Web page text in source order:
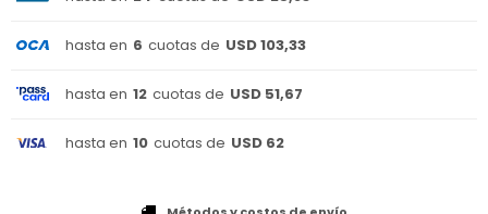
hasta en 6 cuotas de USD 103,33
hasta en 12 cuotas de USD 51,67
hasta en 10 cuotas de USD 62